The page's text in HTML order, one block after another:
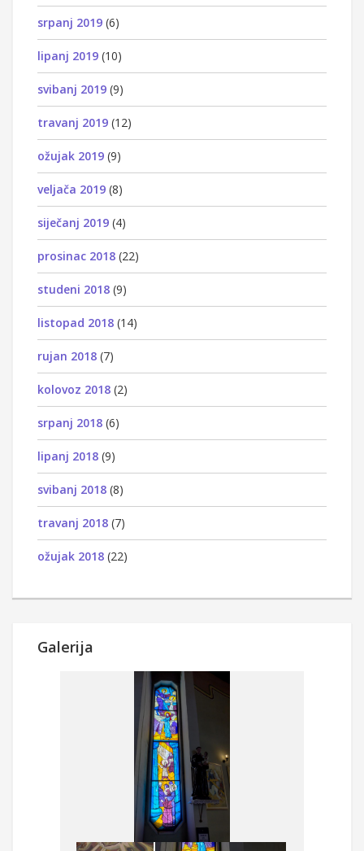
srpanj 2019 (6)
lipanj 2019 (10)
svibanj 2019 (9)
travanj 2019 (12)
ožujak 2019 (9)
veljača 2019 (8)
siječanj 2019 (4)
prosinac 2018 (22)
studeni 2018 (9)
listopad 2018 (14)
rujan 2018 (7)
kolovoz 2018 (2)
srpanj 2018 (6)
lipanj 2018 (9)
svibanj 2018 (8)
travanj 2018 (7)
ožujak 2018 (22)
Galerija